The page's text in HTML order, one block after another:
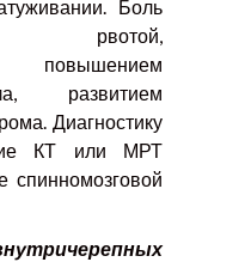
Боль
рвотой,
повышением
развитием
Диагностику
КТ или МРТ
спинномозговой